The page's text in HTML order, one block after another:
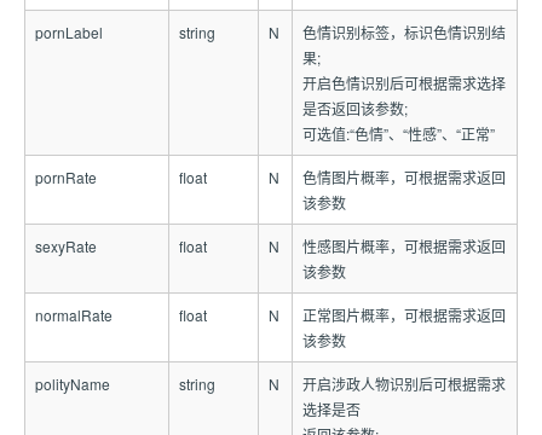
pornLabel string N
色情识别标签，标识色情识别结
果;
开启色情识别后可根据需求选择
是否返回该参数;
可选值:“色情”、“性感”、“正常”
pornRate float N
色情图片概率，可根据需求返回
该参数
sexyRate float N
性感图片概率，可根据需求返回
该参数
normalRate float N
正常图片概率，可根据需求返回
该参数
polityName string N
开启涉政人物识别后可根据需求
选择是否